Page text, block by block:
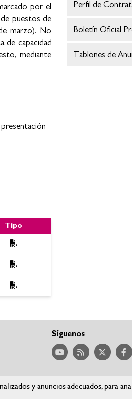
y anuncios adecuados, para
por el
puestos de
marzo). No
de capacidad
mediante
Tipo
Perfil de
Boletín Oficial
Tablones de
Síguenos